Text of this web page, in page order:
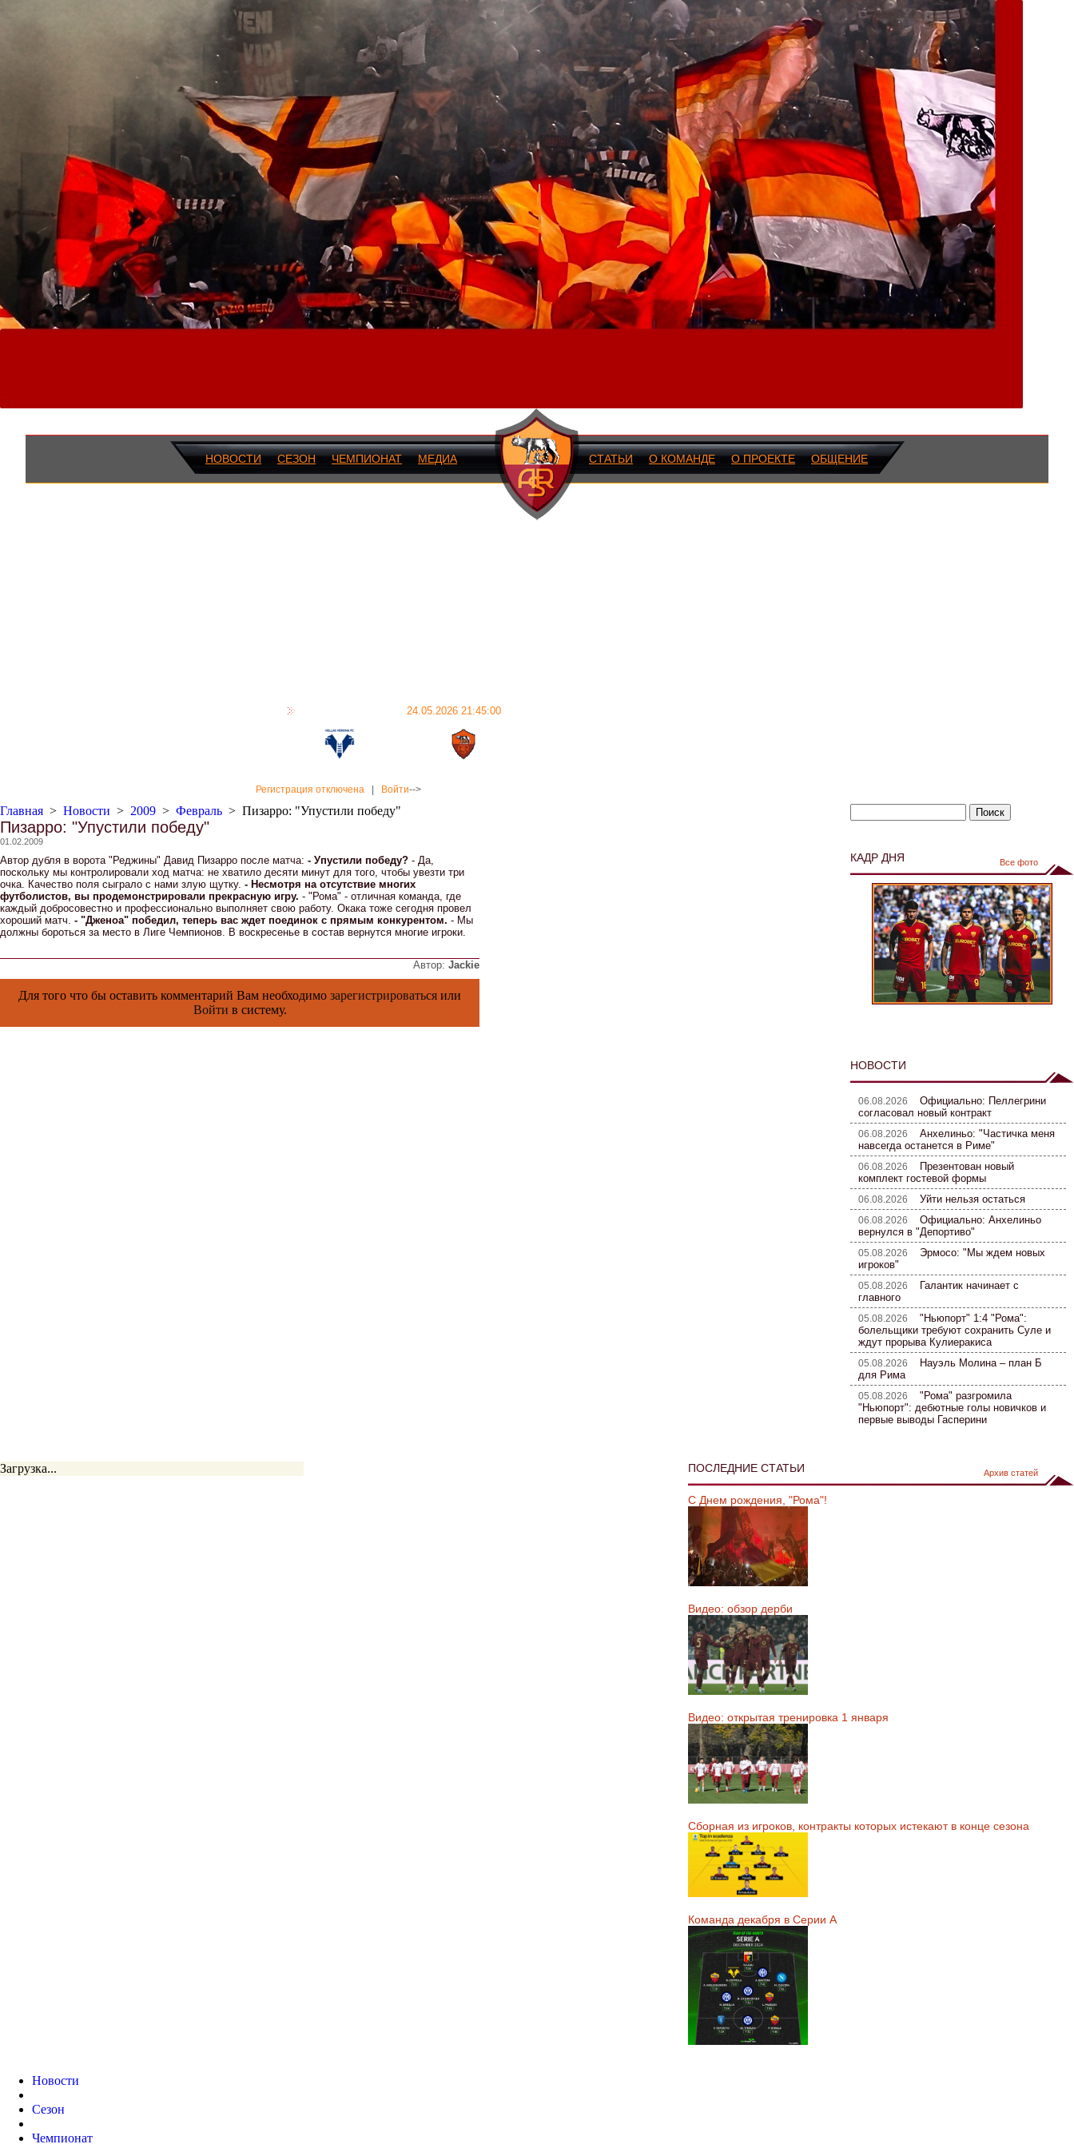
НОВОСТИ СЕЗОН ЧЕМПИОНАТ МЕДИА СТАТЬИ О КОМАНДЕ О ПРОЕКТЕ ОБЩЕНИЕ
24.05.2026 21:45:00
Регистрация отключена Войти-->
Главная > Новости > 2009 > Февраль > Пизарро: "Упустили победу"
Пизарро: "Упустили победу"
01.02.2009
Автор дубля в ворота "Реджины" Давид Пизарро после матча: - Упустили победу? - Да,
поскольку мы контролировали ход матча: не хватило десяти минут для того, чтобы увезти три
очка. Качество поля сыграло с нами злую щутку. - Несмотря на отсутствие многих
футболистов, вы продемонстрировали прекрасную игру. - "Рома" - отличная команда, где
каждый добросовестно и профессионально выполняет свою работу. Окака тоже сегодня провел
хороший матч. - "Дженоа" победил, теперь вас ждет поединок с прямым конкурентом. - Мы
должны бороться за место в Лиге Чемпионов. В воскресенье в состав вернутся многие игроки.
Автор: Jackie
Для того что бы оставить комментарий Вам необходимо зарегистрироваться или
Войти в систему.
КАДР ДНЯ Все фото
НОВОСТИ
06.08.2026 Официально: Пеллегрини
согласовал новый контракт
06.08.2026 Анхелиньо: "Частичка меня
навсегда останется в Риме"
06.08.2026
Презентован новый
комплект гостевой формы
06.08.2026 Уйти нельзя остаться
06.08.2026 Официально: Анхелиньо
вернулся в "Депортиво"
05.08.2026 Эрмосо: "Мы ждем новых
игроков"
05.08.2026
Галантик начинает с
главного
05.08.2026 "Ньюпорт" 1:4 "Рома":
болельщики требуют сохранить Суле и
ждут прорыва Кулиеракиса
05.08.2026
Науэль Молина – план Б
для Рима
05.08.2026 "Рома" разгромила
"Ньюпорт": дебютные голы новичков и
первые выводы Гасперини
Загрузка... ПОСЛЕДНИЕ СТАТЬИ Архив статей
С Днем рождения, "Рома"!
Видео: обзор дерби
Видео: открытая тренировка 1 января
Сборная из игроков, контракты которых истекают в конце сезона
Команда декабря в Серии А
Новости
Сезон
Чемпионат